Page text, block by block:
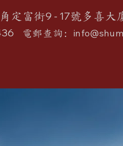
定富街9 - 17號多喜大
電郵查詢: